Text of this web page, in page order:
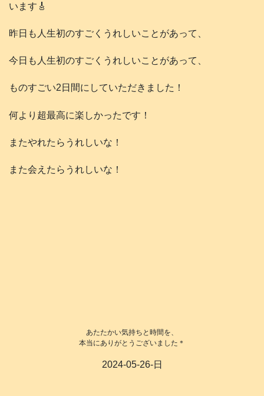
います🎸
昨日も人生初のすごくうれしいことがあって、
今日も人生初のすごくうれしいことがあって、
ものすごい2日間にしていただきました！
何より超最高に楽しかったです！
またやれたらうれしいな！
また会えたらうれしいな！
あたたかい気持ちと時間を、
本当にありがとうございました＊
2024-05-26-日